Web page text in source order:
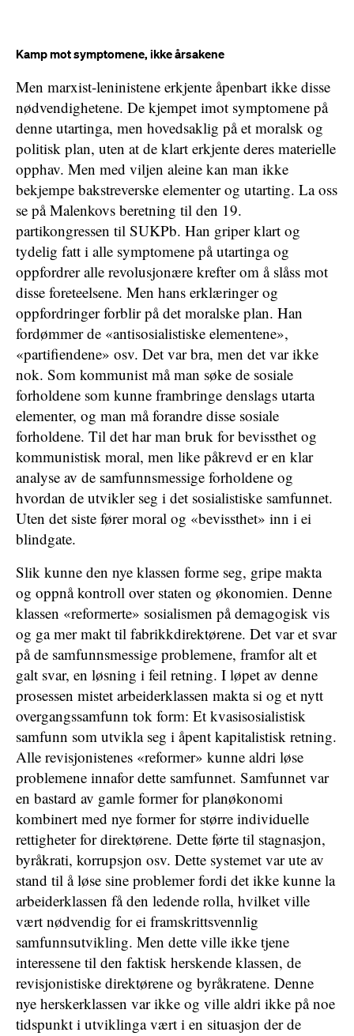
Kamp mot symptomene, ikke årsakene
Men marxist-leninistene erkjente åpenbart ikke disse
nødvendighetene. De kjempet imot symptomene på
denne utartinga, men hovedsaklig på et moralsk og
politisk plan, uten at de klart erkjente deres materielle
opphav. Men med viljen aleine kan man ikke
bekjempe bakstreverske elementer og utarting. La oss
se på Malenkovs beretning til den 19.
partikongressen til SUKPb. Han griper klart og
tydelig fatt i alle symptomene på utartinga og
oppfordrer alle revolusjonære krefter om å slåss mot
disse foreteelsene. Men hans erklæringer og
oppfordringer forblir på det moralske plan. Han
fordømmer de «antisosialistiske elementene»,
«partifiendene» osv. Det var bra, men det var ikke
nok. Som kommunist må man søke de sosiale
forholdene som kunne frambringe denslags utarta
elementer, og man må forandre disse sosiale
forholdene. Til det har man bruk for bevissthet og
kommunistisk moral, men like påkrevd er en klar
analyse av de samfunnsmessige forholdene og
hvordan de utvikler seg i det sosialistiske samfunnet.
Uten det siste fører moral og «bevissthet» inn i ei
blindgate.
Slik kunne den nye klassen forme seg, gripe makta
og oppnå kontroll over staten og økonomien. Denne
klassen «reformerte» sosialismen på demagogisk vis
og ga mer makt til fabrikkdirektørene. Det var et svar
på de samfunnsmessige problemene, framfor alt et
galt svar, en løsning i feil retning. I løpet av denne
prosessen mistet arbeiderklassen makta si og et nytt
overgangssamfunn tok form: Et kvasisosialistisk
samfunn som utvikla seg i åpent kapitalistisk retning.
Alle revisjonistenes «reformer» kunne aldri løse
problemene innafor dette samfunnet. Samfunnet var
en bastard av gamle former for planøkonomi
kombinert med nye former for større individuelle
rettigheter for direktørene. Dette førte til stagnasjon,
byråkrati, korrupsjon osv. Dette systemet var ute av
stand til å løse sine problemer fordi det ikke kunne la
arbeiderklassen få den ledende rolla, hvilket ville
vært nødvendig for ei framskrittsvennlig
samfunnsutvikling. Men dette ville ikke tjene
interessene til den faktisk herskende klassen, de
revisjonistiske direktørene og byråkratene. Denne
nye herskerklassen var ikke og ville aldri ikke på noe
tidspunkt i utviklinga vært i en situasjon der de